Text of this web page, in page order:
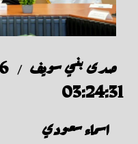
صدى بني سويف /
03:24:31
اسماء سعودي